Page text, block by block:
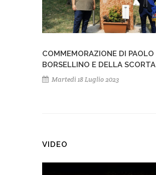
COMMEMORAZIONE DI PAOLO
BORSELLINO E DELLA SCORTA
Martedì 18 Luglio 2023
VIDEO